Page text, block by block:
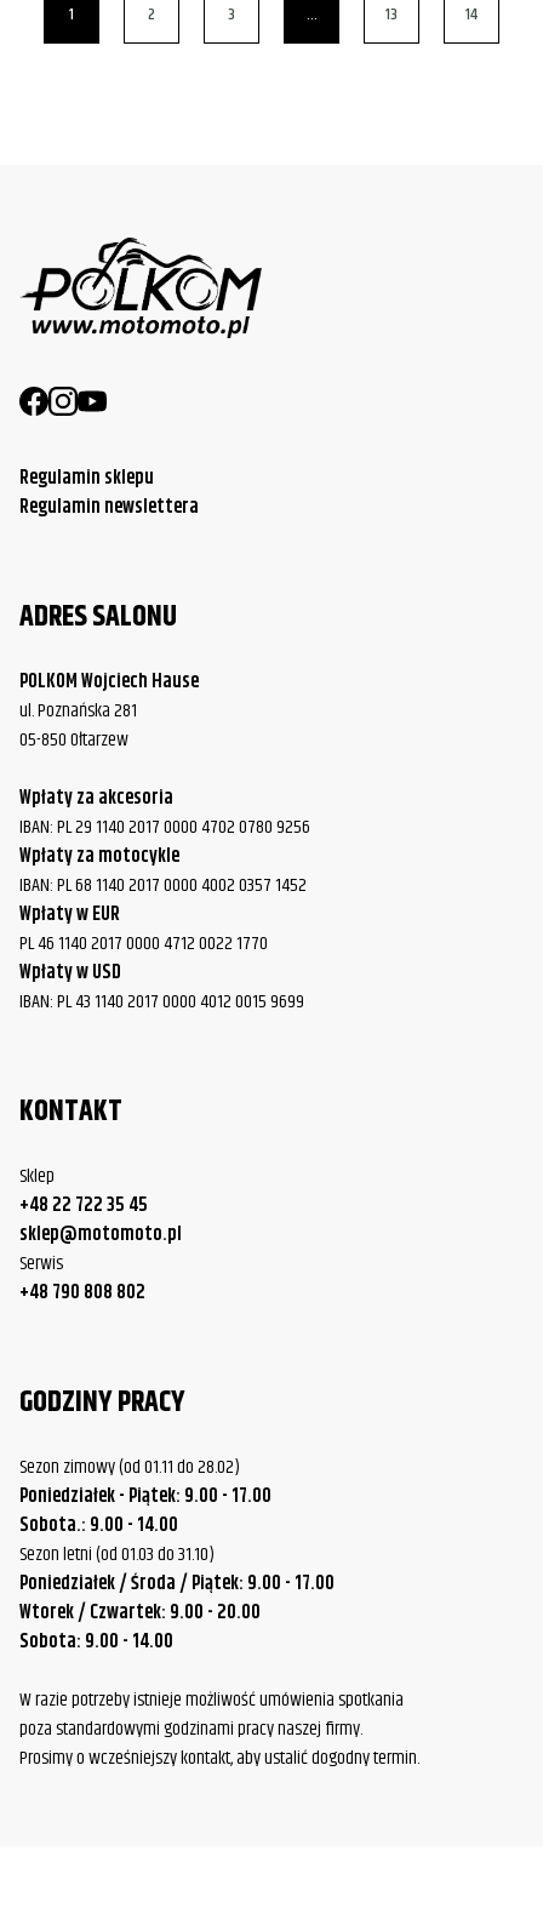
1 2 3 … 13 14
Regulamin sklepu
Regulamin newslettera
ADRES SALONU
POLKOM Wojciech Hause
ul. Poznańska 281
05-850 Ołtarzew
Wpłaty za akcesoria
IBAN: PL 29 1140 2017 0000 4702 0780 9256
Wpłaty za motocykle
IBAN: PL 68 1140 2017 0000 4002 0357 1452
Wpłaty w EUR
PL 46 1140 2017 0000 4712 0022 1770
Wpłaty w USD
IBAN: PL 43 1140 2017 0000 4012 0015 9699
KONTAKT
Sklep
+48 22 722 35 45
sklep@motomoto.pl
Serwis
+48 790 808 802
GODZINY PRACY
Sezon zimowy (od 01.11 do 28.02)
Poniedziałek - Piątek: 9.00 - 17.00
Sobota.: 9.00 - 14.00
Sezon letni (od 01.03 do 31.10)
Poniedziałek / Środa / Piątek: 9.00 - 17.00
Wtorek / Czwartek: 9.00 - 20.00
Sobota: 9.00 - 14.00
W razie potrzeby istnieje możliwość umówienia spotkania
poza standardowymi godzinami pracy naszej firmy.
Prosimy o wcześniejszy kontakt, aby ustalić dogodny termin.